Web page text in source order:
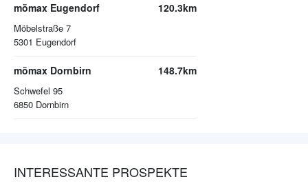
mömax Eugendorf
Möbelstraße 7
5301 Eugendorf
120.3km
mömax Dornbirn
Schwefel 95
6850 Dornbirn
148.7km
INTERESSANTE PROSPEKTE